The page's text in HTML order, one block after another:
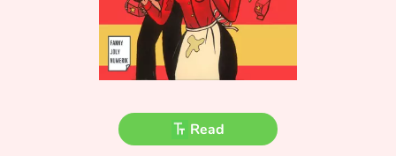
Fable, myth, literature and poetry
Princesses and princes, kings, queens and dragons
Heroines and Heroes
Read